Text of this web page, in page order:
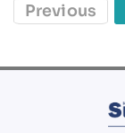
Previous